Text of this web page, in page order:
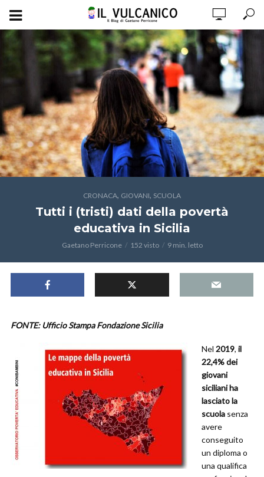
CRONACA, GIOVANI, SCUOLA
Tutti i (tristi) dati della povertà
educativa in Sicilia
Gaetano Perricone 152 visto 9 min. letto
FONTE: Ufficio Stampa Fondazione Sicilia
Nel 2019, il
22,4% dei
giovani
siciliani ha
lasciato la
scuola senza
avere
conseguito
un diploma o
una qualifica